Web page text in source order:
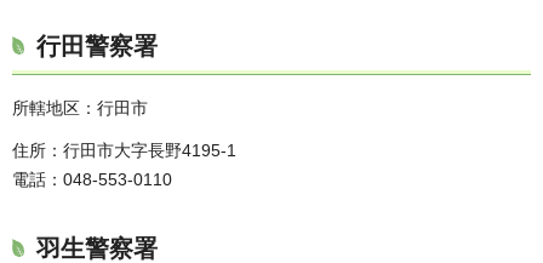
行田警察署
所轄地区：行田市
住所：行田市大字長野4195-1
電話：048-553-0110
羽生警察署